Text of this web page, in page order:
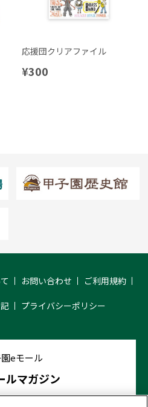
応援団クリアファイル
¥300
お問い合わせ ご利用規約
プライバシーポリシー
eモール
ルマガジン